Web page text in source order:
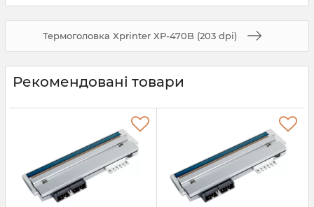
Термоголовка Xprinter XP-470B (203 dpi)
Рекомендовані товари